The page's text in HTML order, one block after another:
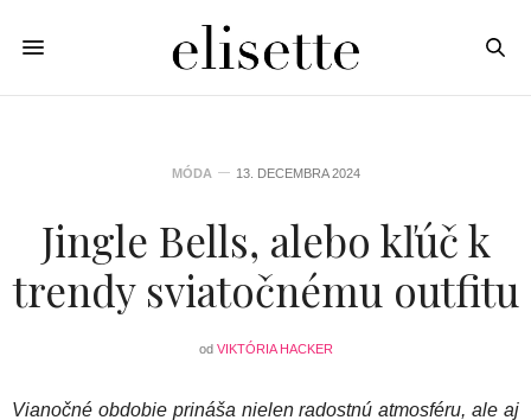
MÓDA 13. DECEMBRA 2024
Jingle Bells, alebo kľúč k
trendy sviatočnému outfitu
od VIKTÓRIA HACKER
Vianočné obdobie prináša nielen radostnú atmosféru, ale aj